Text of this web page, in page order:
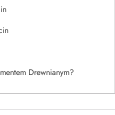
Drewnianym?